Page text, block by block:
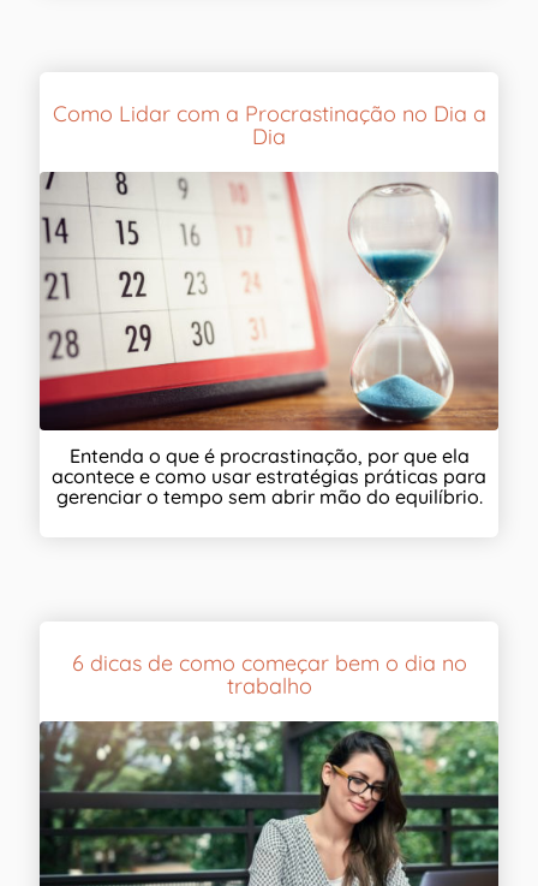
Como Lidar com a Procrastinação no Dia a
Dia
Entenda o que é procrastinação, por que ela
acontece e como usar estratégias práticas para
gerenciar o tempo sem abrir mão do equilíbrio.
6 dicas de como começar bem o dia no
trabalho